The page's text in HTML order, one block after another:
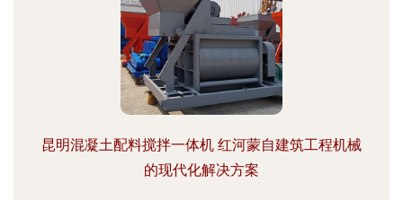
昆明混凝土配料搅拌一体机 红河蒙自建筑工程机械
的现代化解决方案